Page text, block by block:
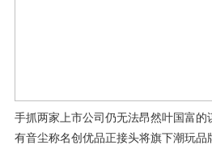
手抓两家上市公司仍无法昂然叶国富
有音尘称名创优品正接头将旗下潮玩